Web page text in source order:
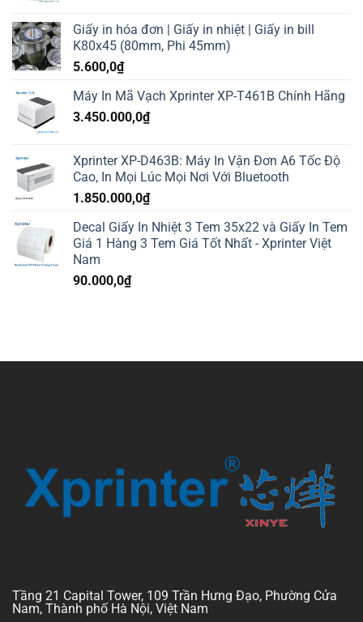
Giấy in hóa đơn | Giấy in nhiệt | Giấy in bill
K80x45 (80mm, Phi 45mm)
5.600,0₫
Máy In Mã Vạch Xprinter XP-T461B Chính Hãng
3.450.000,0₫
Xprinter XP-D463B: Máy In Vận Đơn A6 Tốc Độ
Cao, In Mọi Lúc Mọi Nơi Với Bluetooth
1.850.000,0₫
Decal Giấy In Nhiệt 3 Tem 35x22 và Giấy In Tem
Giá 1 Hàng 3 Tem Giá Tốt Nhất - Xprinter Việt
Nam
90.000,0₫
Tầng 21 Capital Tower, 109 Trần Hưng Đạo, Phường Cửa
Nam, Thành phố Hà Nội, Việt Nam